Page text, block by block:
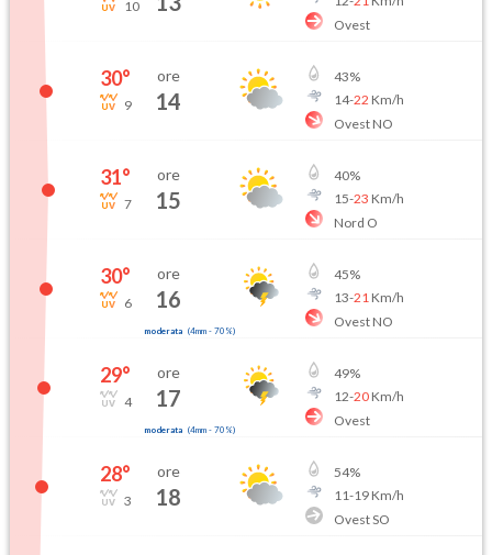
10
Ovest
30°
9
ore
14
43%
14-22 Km/h
Ovest NO
31°
7
ore
15
40%
15-23 Km/h
Nord O
30°
6
ore
16
moderata (4mm- 70 %)
45%
13-21Km/h
Ovest NO
29°
4
ore
17
moderata (4mm- 70 %)
49%
12-20Km/h
Ovest
28°
3
ore
18
54%
11-19Km/h
Ovest SO